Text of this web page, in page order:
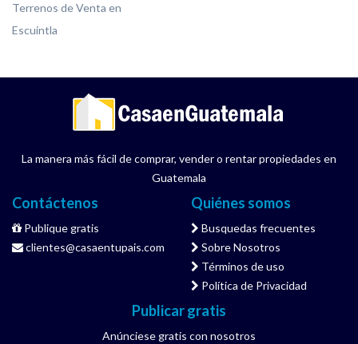
Terrenos de Venta en
Escuintla
La manera más fácil de comprar, vender o rentar propiedades en
Guatemala
Contáctenos
Publique gratis
clientes@casaentupais.com
Quiénes somos
Busquedas frecuentes
Sobre Nosotros
Términos de uso
Política de Privacidad
Publicar gratis
Anúnciese gratis con nosotros